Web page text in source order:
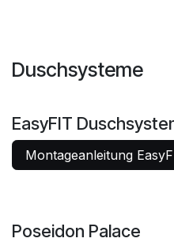
Duschsysteme
EasyFIT
Montageanleitung
Poseidon Palace